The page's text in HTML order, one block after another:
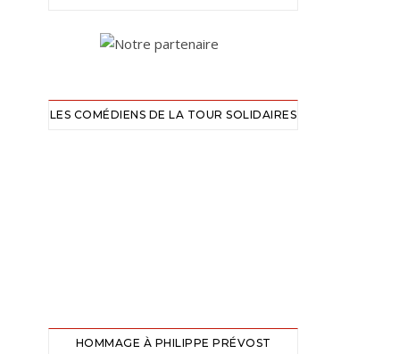
LES COMÉDIENS DE LA TOUR SOLIDAIRES
HOMMAGE À PHILIPPE PRÉVOST